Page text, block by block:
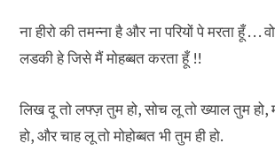
ना हीरो की तमन्ना है और ना परियों पे मरता हूँ . . .
लडकी हे जिसे मैं मोहब्बत करता हूँ !!
लिख दू तो लफ्ज़ तुम हो, सोच लू तो ख्याल तुम हो,
हो, और चाह लू तो मोहोब्बत भी तुम ही हो.